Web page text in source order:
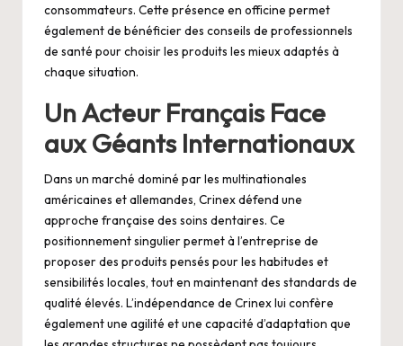
consommateurs. Cette présence en officine permet
également de bénéficier des conseils de professionnels
de santé pour choisir les produits les mieux adaptés à
chaque situation.
Un Acteur Français Face
aux Géants Internationaux
Dans un marché dominé par les multinationales
américaines et allemandes, Crinex défend une
approche française des soins dentaires. Ce
positionnement singulier permet à l’entreprise de
proposer des produits pensés pour les habitudes et
sensibilités locales, tout en maintenant des standards de
qualité élevés. L’indépendance de Crinex lui confère
également une agilité et une capacité d’adaptation que